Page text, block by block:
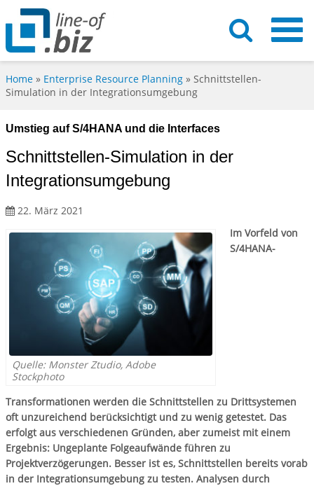
Home » Enterprise Resource Planning » Schnittstellen-
Simulation in der Integrationsumgebung
Umstieg auf S/4HANA und die Interfaces
Schnittstellen-Simulation in der
Integrationsumgebung
22. März 2021
Quelle: Monster Ztudio, Adobe
Stockphoto
Im Vorfeld von
S/4HANA-
Transformationen werden die Schnittstellen zu Drittsystemen
oft unzureichend berücksichtigt und zu wenig getestet. Das
erfolgt aus verschiedenen Gründen, aber zumeist mit einem
Ergebnis: Ungeplante Folgeaufwände führen zu
Projektverzögerungen. Besser ist es, Schnittstellen bereits vorab
in der Integrationsumgebung zu testen. Analysen durch